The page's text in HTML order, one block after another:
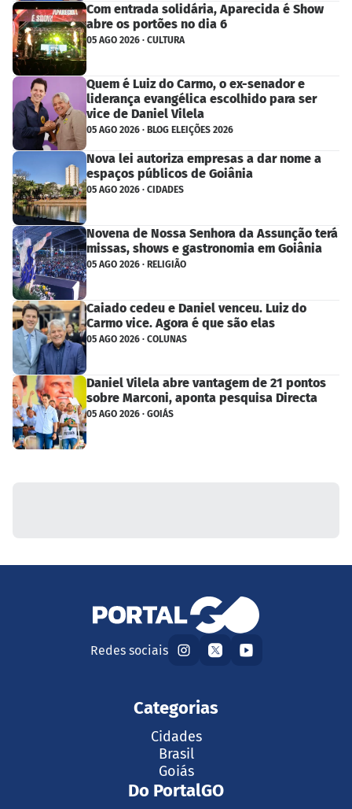
Com entrada solidária, Aparecida é Show
abre os portões no dia 6
05 AGO 2026 · CULTURA
Quem é Luiz do Carmo, o ex-senador e
liderança evangélica escolhido para ser
vice de Daniel Vilela
05 AGO 2026 · BLOG ELEIÇÕES 2026
Nova lei autoriza empresas a dar nome a
espaços públicos de Goiânia
05 AGO 2026 · CIDADES
Novena de Nossa Senhora da Assunção terá
missas, shows e gastronomia em Goiânia
05 AGO 2026 · RELIGIÃO
Caiado cedeu e Daniel venceu. Luiz do
Carmo vice. Agora é que são elas
05 AGO 2026 · COLUNAS
Daniel Vilela abre vantagem de 21 pontos
sobre Marconi, aponta pesquisa Directa
05 AGO 2026 · GOIÁS
Redes sociais
Categorias
Cidades
Brasil
Goiás
Do PortalGO